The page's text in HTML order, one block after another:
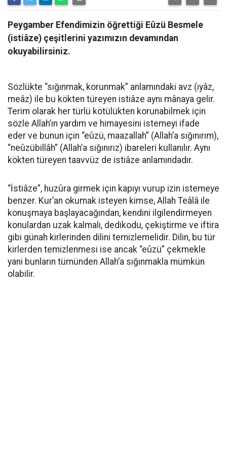
Peygamber Efendimizin öğrettiği Eûzü Besmele
(istiâze) çeşitlerini yazımızın devamından
okuyabilirsiniz.
Sözlükte “sığınmak, korunmak” anlamındaki avz (ıyâz,
meâz) ile bu kökten türeyen istiâze aynı mânaya gelir.
Terim olarak her türlü kötülükten korunabilmek için
sözle Allah’ın yardım ve himayesini istemeyi ifade
eder ve bunun için “eûzü, maazallah” (Allah’a sığınırım),
“neûzübillâh” (Allah’a sığınırız) ibareleri kullanılır. Aynı
kökten türeyen taavvüz de istiâze anlamındadır.
“İstiâze”, huzûra girmek için kapıyı vurup izin istemeye
benzer. Kur’an okumak isteyen kimse, Allah Teâlâ ile
konuşmaya başlayacağından, kendini ilgilendirmeyen
konulardan uzak kalmalı, dedikodu, çekiştirme ve iftira
gibi günah kirlerinden dilini temizlemelidir. Dilin, bu tür
kirlerden temizlenmesi ise ancak “eûzü” çekmekle
yani bunların tümünden Allah’a sığınmakla mümkün
olabilir.